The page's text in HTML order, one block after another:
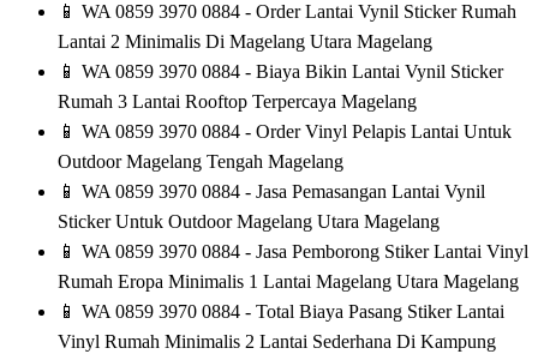
📱 WA 0859 3970 0884 - Order Lantai Vynil Sticker Rumah
Lantai 2 Minimalis Di Magelang Utara Magelang
📱 WA 0859 3970 0884 - Biaya Bikin Lantai Vynil Sticker
Rumah 3 Lantai Rooftop Terpercaya Magelang
📱 WA 0859 3970 0884 - Order Vinyl Pelapis Lantai Untuk
Outdoor Magelang Tengah Magelang
📱 WA 0859 3970 0884 - Jasa Pemasangan Lantai Vynil
Sticker Untuk Outdoor Magelang Utara Magelang
📱 WA 0859 3970 0884 - Jasa Pemborong Stiker Lantai Vinyl
Rumah Eropa Minimalis 1 Lantai Magelang Utara Magelang
📱 WA 0859 3970 0884 - Total Biaya Pasang Stiker Lantai
Vinyl Rumah Minimalis 2 Lantai Sederhana Di Kampung